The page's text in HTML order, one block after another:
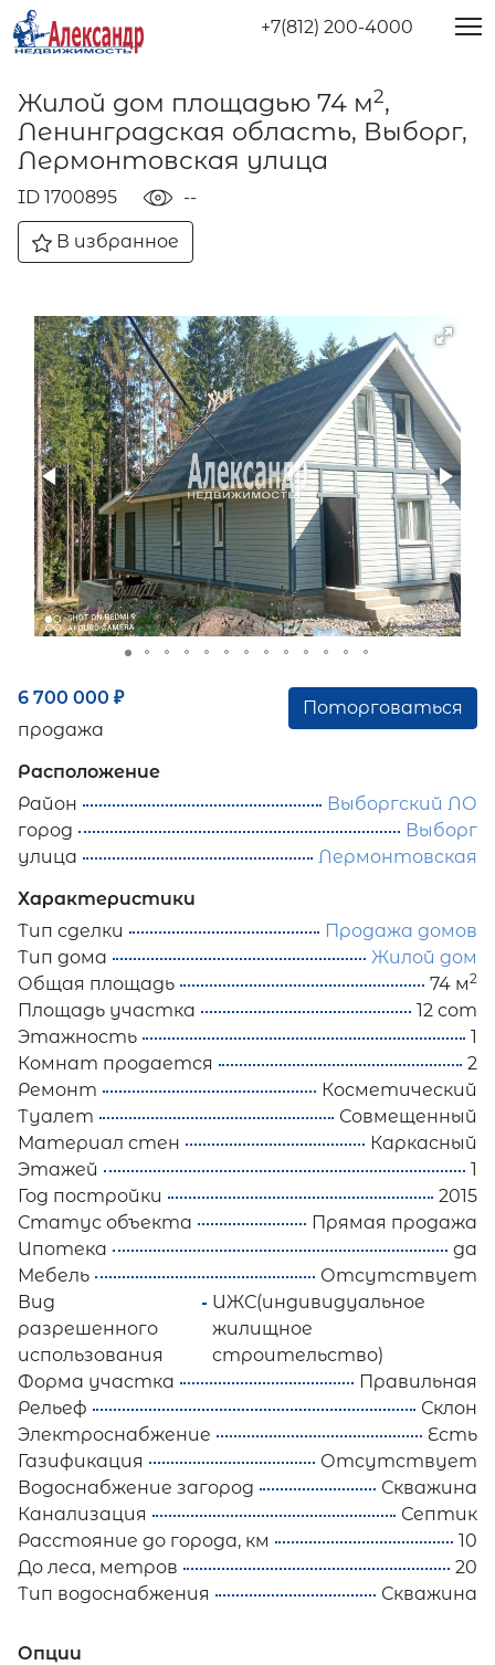
+7(812) 200-4000
Жилой дом площадью 74 м2,
Ленинградская область, Выборг,
Лермонтовская улица
ID 1700895 --
В избранное
6 700 000 ₽
продажа
Поторговаться
Расположение
Район
Выборгский ЛО
город
Выборг
улица
Лермонтовская
Характеристики
Тип сделки
Продажа домов
Тип дома
Жилой дом
Общая площадь
74 м2
Площадь участка
12 сот
Этажность
1
Комнат продается
2
Ремонт
Косметический
Туалет
Совмещенный
Материал стен
Каркасный
Этажей
1
Год постройки
2015
Статус объекта
Прямая продажа
Ипотека
да
Мебель
Отсутствует
Вид
разрешенного
использования
ИЖС(индивидуальное
жилищное
строительство)
Форма участка
Правильная
Рельеф
Склон
Электроснабжение
Есть
Газификация
Отсутствует
Водоснабжение загород
Скважина
Канализация
Септик
Расстояние до города, км
10
До леса, метров
20
Тип водоснабжения
Скважина
Опции